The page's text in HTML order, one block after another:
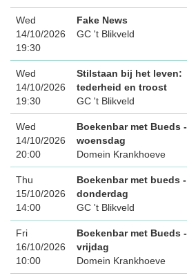
Wed
14/10/2026
19:30
Fake News
GC 't Blikveld
Wed
14/10/2026
19:30
Stilstaan bij het leven:
tederheid en troost
GC 't Blikveld
Wed
14/10/2026
20:00
Boekenbar met Bueds -
woensdag
Domein Krankhoeve
Thu
15/10/2026
14:00
Boekenbar met bueds -
donderdag
GC 't Blikveld
Fri
16/10/2026
10:00
Boekenbar met Bueds -
vrijdag
Domein Krankhoeve